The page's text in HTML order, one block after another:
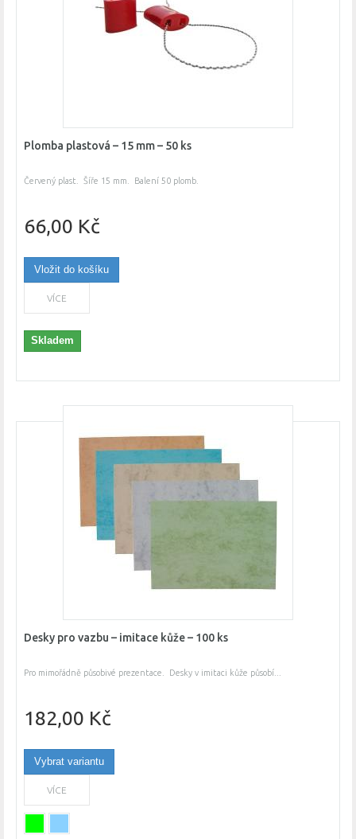
Plomba plastová – 15 mm – 50 ks
Červený plast. Šíře 15 mm. Balení 50 plomb.
66,00 Kč
Vložit do košíku
VÍCE
Skladem
Desky pro vazbu – imitace kůže – 100 ks
Pro mimořádně působivé prezentace. Desky v imitaci kůže působí...
182,00 Kč
Vybrat variantu
VÍCE